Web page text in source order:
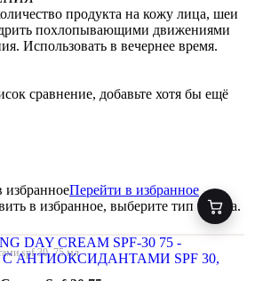
продукта на кожу лица, шеи
похлопывающими движениями
Использовать в вечернее время.
сравнение, добавьте хотя бы ещё
избранноеПерейти в избранное
в избранное, выберите тип товара.
spf 30, 75 мл